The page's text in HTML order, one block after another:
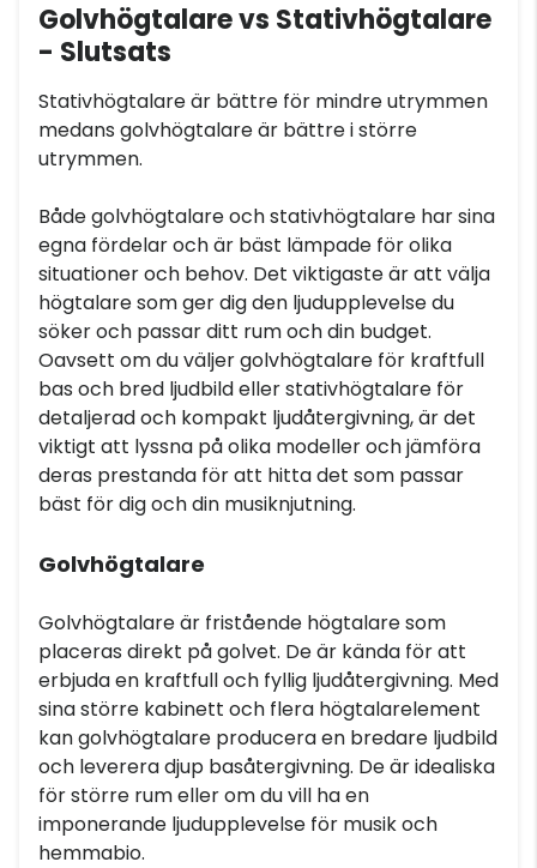
Golvhögtalare vs Stativhögtalare
- Slutsats
Stativhögtalare är bättre för mindre utrymmen
medans golvhögtalare är bättre i större
utrymmen.
Både golvhögtalare och stativhögtalare har sina
egna fördelar och är bäst lämpade för olika
situationer och behov. Det viktigaste är att välja
högtalare som ger dig den ljudupplevelse du
söker och passar ditt rum och din budget.
Oavsett om du väljer golvhögtalare för kraftfull
bas och bred ljudbild eller stativhögtalare för
detaljerad och kompakt ljudåtergivning, är det
viktigt att lyssna på olika modeller och jämföra
deras prestanda för att hitta det som passar
bäst för dig och din musiknjutning.
Golvhögtalare
Golvhögtalare är fristående högtalare som
placeras direkt på golvet. De är kända för att
erbjuda en kraftfull och fyllig ljudåtergivning. Med
sina större kabinett och flera högtalarelement
kan golvhögtalare producera en bredare ljudbild
och leverera djup basåtergivning. De är idealiska
för större rum eller om du vill ha en
imponerande ljudupplevelse för musik och
hemmabio.